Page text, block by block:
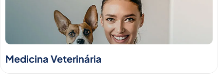
Medicina Veterinária